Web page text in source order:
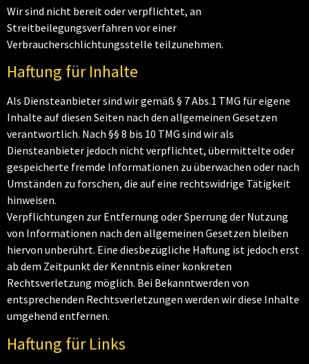
Wir sind nicht bereit oder verpflichtet, an
Streitbeilegungsverfahren vor einer
Verbraucherschlichtungsstelle teilzunehmen.
Haftung für Inhalte
Als Diensteanbieter sind wir gemäß § 7 Abs.1 TMG für eigene
Inhalte auf diesen Seiten nach den allgemeinen Gesetzen
verantwortlich. Nach §§ 8 bis 10 TMG sind wir als
Diensteanbieter jedoch nicht verpflichtet, übermittelte oder
gespeicherte fremde Informationen zu überwachen oder nach
Umständen zu forschen, die auf eine rechtswidrige Tätigkeit
hinweisen.
Verpflichtungen zur Entfernung oder Sperrung der Nutzung
von Informationen nach den allgemeinen Gesetzen bleiben
hiervon unberührt. Eine diesbezügliche Haftung ist jedoch erst
ab dem Zeitpunkt der Kenntnis einer konkreten
Rechtsverletzung möglich. Bei Bekanntwerden von
entsprechenden Rechtsverletzungen werden wir diese Inhalte
umgehend entfernen.
Haftung für Links